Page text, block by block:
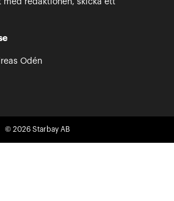
med redaktionen, skicka ett
Odén
© 2026 Starbay AB